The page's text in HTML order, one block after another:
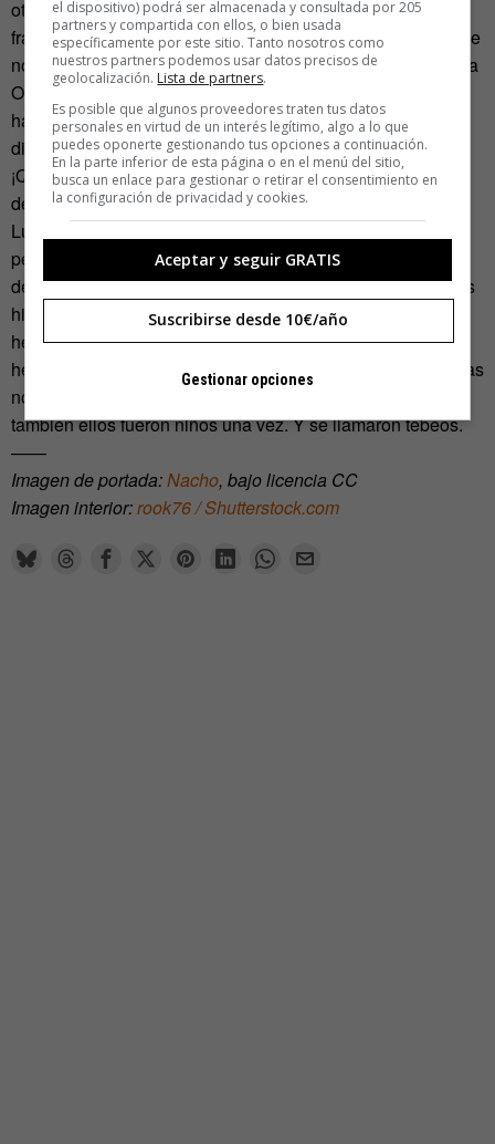
otra minusvalía física grave. Ese límite no debía
franquearse. Pero estaba permitido reírse del miope aunque
no se llamara Rompetechos. O de la gorda y fea, se llamara
Ofelia o no. Y del ignorante y gañán Agamenón que
hablaba como la gente de tu pueblo, dándole patadas al
diccionario. No había leyes de lo políticamente correcto.
¡Quién sería el aburrido que se atrevería a afearte el reírte
del mal ajeno!
Luego creces y las viñetas de los tebeos se te hacen
pequeñas. Aún sonríes al verlos porque la boca se te llena
de nostalgia y el corazón se te ablanda. A tus 45 ya no lees
historietas de la familia Trapisonda ni de los Cebolleta; las
hermanas Gilda te dan pereza y Sir Tim O’Theo se ha
hecho demasiado mayor. Los cambiaste por los cómics y las
novelas gráficas. Pero lo que los cómics no saben es que
también ellos fueron niños una vez. Y se llamaron tebeos.
——
Imagen de portada:Nacho, bajo licencia CC
Imagen interior:rook76 / Shutterstock.com
el dispositivo) podrá ser almacenada y consultada por 205
partners y compartida con ellos, o bien usada
específicamente por este sitio. Tanto nosotros como
nuestros partners podemos usar datos precisos de
geolocalización. Lista de partners.
Es posible que algunos proveedores traten tus datos
personales en virtud de un interés legítimo, algo a lo que
puedes oponerte gestionando tus opciones a continuación.
En la parte inferior de esta página o en el menú del sitio,
busca un enlace para gestionar o retirar el consentimiento en
la configuración de privacidad y cookies.
Aceptar y seguir GRATIS
Suscribirse desde 10€/año
Gestionar opciones